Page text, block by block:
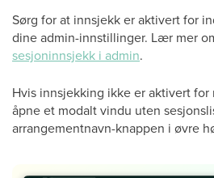
Sørg for at innsjekk er aktivert for
dine admin-innstillinger. Lær mer
sesjoninnsjekk i admin.
Hvis innsjekking ikke er aktivert
åpne et modalt vindu uten
arrangementnavn-knappen i øvre